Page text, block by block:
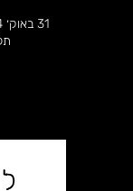
31 באוק׳ 2024, 20:00 – 01 בנוב׳ 2024, 0:00